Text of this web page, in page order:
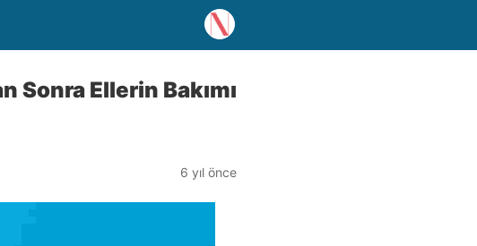
Sonra Ellerin Bakımı
6 yıl önce